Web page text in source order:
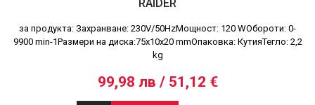
RAIDER
за продукта: Захранване: 230V/50HzМощност: 120 WОбороти: 0-
9900 min-1Размери на диска:75х10х20 mmОпаковка: КутияТегло: 2,2
kg
99,98 лв / 51,12 €